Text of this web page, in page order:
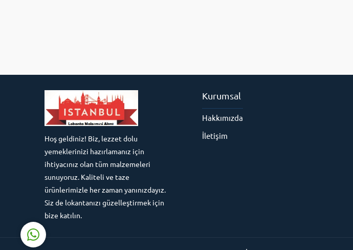
Hoş geldiniz! Biz, lezzet dolu
yemeklerinizi hazırlamanız için
ihtiyacınız olan tüm malzemeleri
sunuyoruz. Kaliteli ve taze
ürünlerimizle her zaman yanınızdayız.
Siz de lokantanızı güzelleştirmek için
bize katılın.
Kurumsal
Hakkımızda
İletişim
Süleyman Yıldız
Cevap Yaz